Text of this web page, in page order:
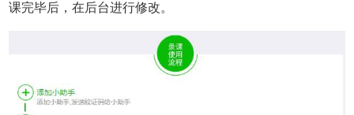
课完毕后，在后台进行修改。